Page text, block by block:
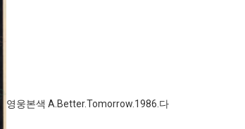
영웅본색 A.Better.Tomorrow.1986.다